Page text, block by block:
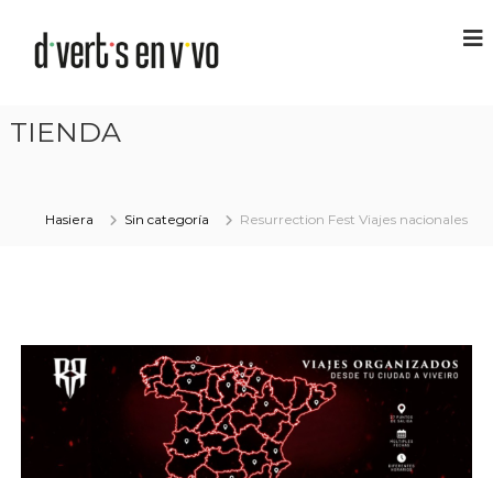
TIENDA
Hasiera Sin categoría Resurrection Fest Viajes nacionales